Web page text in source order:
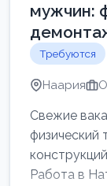
мужчин:
Требуются
Наария
Свежие
Работа в